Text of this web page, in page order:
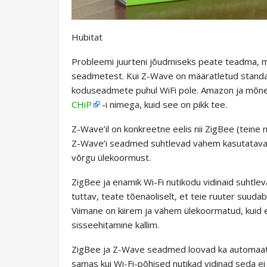
Hubitat
Probleemi juurteni jõudmiseks peate teadma,
seadmetest. Kui Z-Wave on määratletud
koduseadmete puhul WiFi pole. Amazon ja
CHiP
-i nimega, kuid see on pikk tee.
Z-Wave’il on konkreetne eelis nii ZigBee
Z-Wave’i seadmed suhtlevad vähem
võrgu ülekoormust.
ZigBee ja enamik Wi-Fi nutikodu vidinaid
tuttav, teate tõenäoliselt, et teie ruuter
Viimane on kiirem ja vähem ülekoormatud,
sisseehitamine kallim.
ZigBee ja Z-Wave seadmed loovad ka
samas kui Wi-Fi-põhised nutikad vidinad seda